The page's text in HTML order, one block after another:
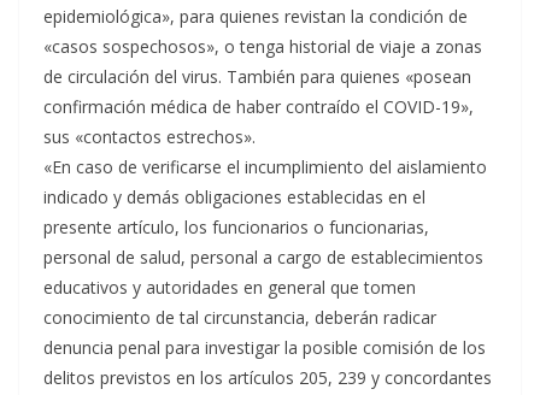
epidemiológica», para quienes revistan la condición de
«casos sospechosos», o tenga historial de viaje a zonas
de circulación del virus. También para quienes «posean
confirmación médica de haber contraído el COVID-19»,
sus «contactos estrechos».
«En caso de verificarse el incumplimiento del aislamiento
indicado y demás obligaciones establecidas en el
presente artículo, los funcionarios o funcionarias,
personal de salud, personal a cargo de establecimientos
educativos y autoridades en general que tomen
conocimiento de tal circunstancia, deberán radicar
denuncia penal para investigar la posible comisión de los
delitos previstos en los artículos 205, 239 y concordantes